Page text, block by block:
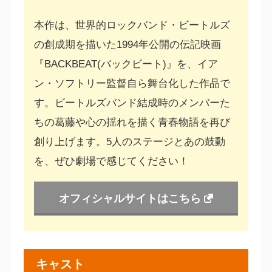
本作は、世界的ロックバンド・ビートルズ
の創成期を描いた1994年公開の伝記映画
『BACKBEAT(バックビート)』を、イア
ン・ソフトリー監督自ら舞台化した作品で
す。ビートルズバンド結成時のメンバーた
ちの葛藤や心の揺れを描く青春物語を再び
創り上げます。5人のステージとあの鼓動
を、ぜひ劇場で感じてください！
オフィシャルサイトはこちら
キャスト